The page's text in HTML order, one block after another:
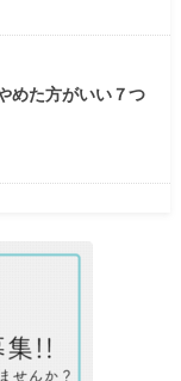
めた方がいい７つ